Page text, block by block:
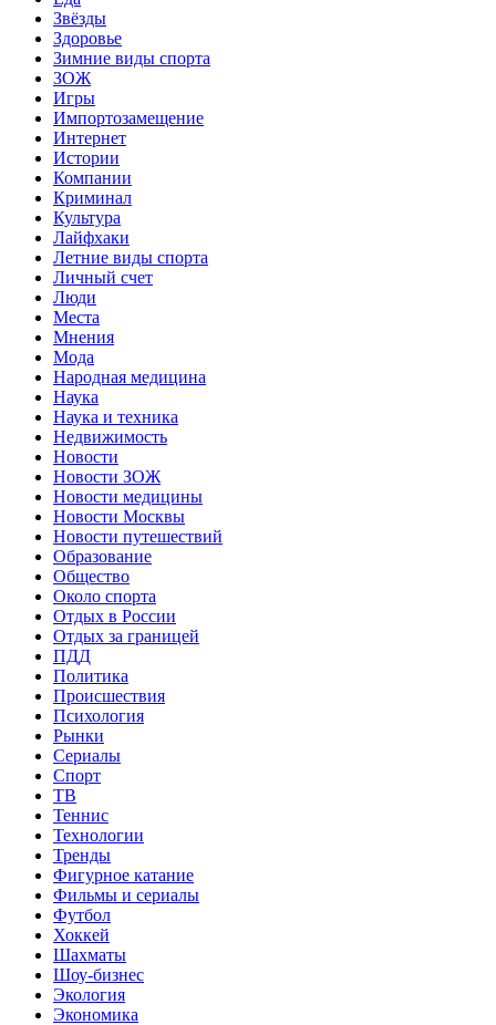
Звёзды
Здоровье
Зимние виды спорта
ЗОЖ
Игры
Импортозамещение
Интернет
Истории
Компании
Криминал
Культура
Лайфхаки
Летние виды спорта
Личный счет
Люди
Места
Мнения
Мода
Народная медицина
Наука
Наука и техника
Недвижимость
Новости
Новости ЗОЖ
Новости медицины
Новости Москвы
Новости путешествий
Образование
Общество
Около спорта
Отдых в России
Отдых за границей
ПДД
Политика
Происшествия
Психология
Рынки
Сериалы
Спорт
ТВ
Теннис
Технологии
Тренды
Фигурное катание
Фильмы и сериалы
Футбол
Хоккей
Шахматы
Шоу-бизнес
Экология
Экономика